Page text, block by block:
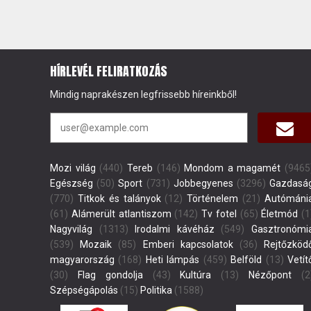
HÍRLEVÉL FELIRATKOZÁS
Mindig naprakészen legfrissebb híreinkből!
Mozi világ (440) Tereb (146) Mondom a magamét
Egészség (50) Sport (731) Jobbegyenes (3296)
(770) Titkok és talányok(12) Történelem (21)
(61) Alámerült atlantiszom (142) Tv fotel (65) Életmód
Nagyvilág (1313) Irodalmi kávéház (549)
(539)
Mozaik (85) Emberi kapcsolatok(36)
magyarország (168) Heti lámpás (459) Belföld (13)
(30)
Flag gondolja (43) Kultúra (13) Nézőpont
Szépségápolás (15) Politika (1588)